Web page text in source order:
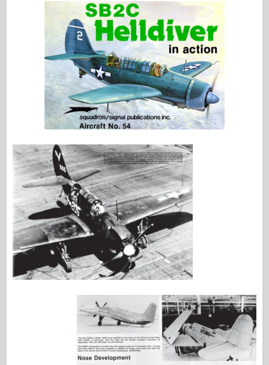
Knygų
Dvd
Kontakto
le Leidinys
Rinkiniai